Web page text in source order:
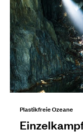
Plastikfreie Ozeane